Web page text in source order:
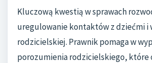
Kluczową kwestią w sprawach
uregulowanie kontaktów z dziećmi i
rodzicielskiej. Prawnik pomaga w
porozumienia rodzicielskiego, które